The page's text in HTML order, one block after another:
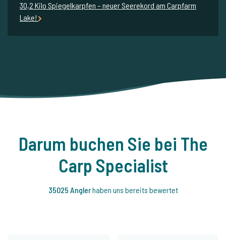
30,2 Kilo Spiegelkarpfen – neuer Seerekord am Carpfarm
Lake!
Darum buchen Sie bei The
Carp Specialist
35025 Anglerhaben uns bereits bewertet